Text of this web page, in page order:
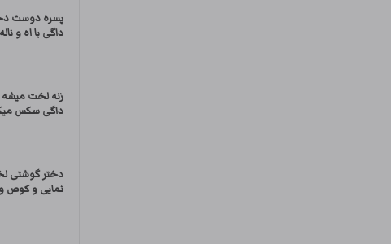
پسره دوست
داگی با اه و
زنه لخت
داگی سکس
دختر گوشتی
نمایی و کوص